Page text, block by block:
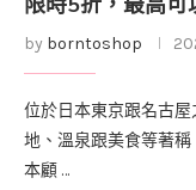
by borntoshop
位於日本東京跟名古
地、溫泉跟美食等著
本顧 …